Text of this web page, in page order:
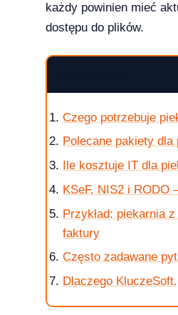
2026 roku?
i 10 — kompletna ściąga [2026]
każdy powinien mieć
dostępu do plików.
Czego potrzebuje
Polecane pakiety
Ile kosztuje IT dla
KSeF, NIS2 i
Przykład: piekarnia
faktury
Często zadawane
Dlaczego